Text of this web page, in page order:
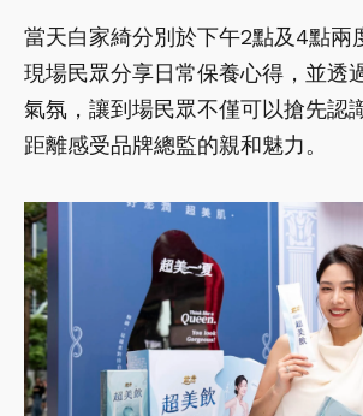
當天白家綺分別於下午2點及4點兩
現場民眾分享日常保養心得，並透
氣氛，讓到場民眾不僅可以搶先認
距離感受品牌總監的親和魅力。